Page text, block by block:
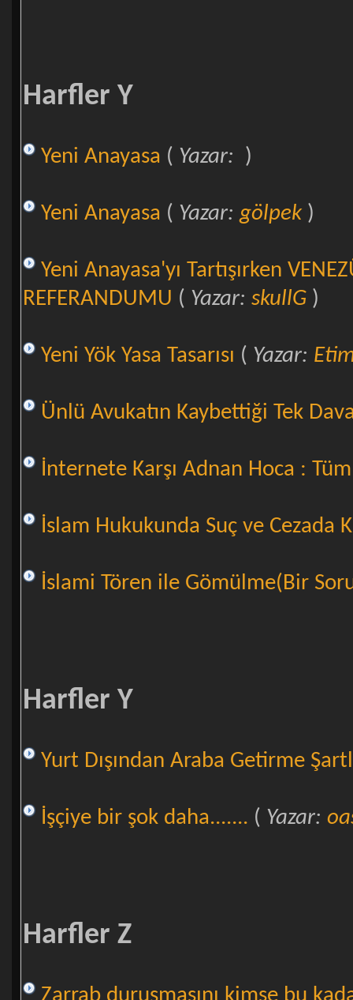
Harfler Y
Yeni Anayasa ( Yazar: )
Yeni Anayasa ( Yazar:gölpek)
Yeni Anayasa'yı Tartışırken
REFERANDUMU ( Yazar: skullG)
Yeni Yök Yasa Tasarısı ( Yazar:
Ünlü Avukatın Kaybettiği Tek
İnternete Karşı Adnan Hoca :
İslam Hukukunda Suç ve Cezada
İslami Tören ile Gömülme(Bir
Harfler Y
Yurt Dışından Araba Getirme
İşçiye bir şok daha....... ( Yazar:
Harfler Z